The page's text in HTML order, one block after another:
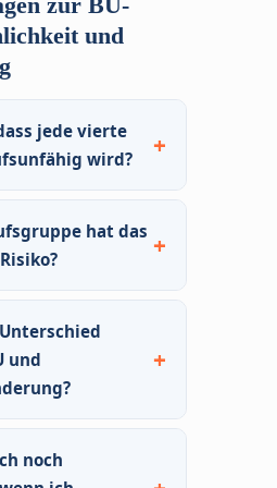
und
jede vierte
wird?
vierte Person“
und basiert
der
Exakte,
dazu gibt es in
in der Form,
wünschen
eine private
ist und
hat das
Berufe –
Maurer,
– haben
höchsten BU-
spiegelt sich in den
wider:
und
(privat
können Ihren
noch